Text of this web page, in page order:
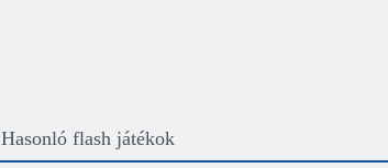
Hasonló flash játékok